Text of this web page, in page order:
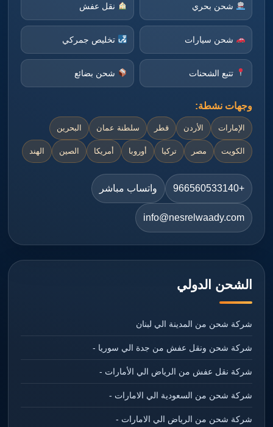
شحن بحري نقل عفش
شحن سيارات تخليص جمركي
تتبع الشحنات شحن بضائع
وجهات نشطة:
الإمارات الأردن قطر سلطنة عمان البحرين
الكويت مصر تركيا أوروبا أمريكا الصين الهند
+966560533140 واتساب مباشر
info@nesrelwaady.com
الشحن الدولي
شركة شحن من المدينة الي لبنان
شركة شحن ونقل عفش من جدة الي سوريا -
شركة نقل عفش من الرياض الي الأمارات -
شركة شحن من السعودية الي الامارات -
شركة شحن من الرياض الي الامارات -